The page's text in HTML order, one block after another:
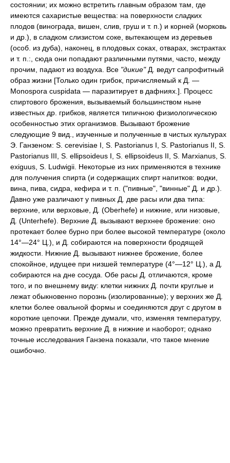
состоянии; их можно встретить главным образом там, где
имеются сахаристые вещества: на поверхности сладких
плодов (винограда, вишен, слив, груш и т. п.) и корней (морковь
и др.), в сладком слизистом соке, вытекающем из деревьев
(особ. из дуба), наконец, в плодовых соках, отварах, экстрактах
и т. п.:, сюда они попадают различными путями, часто, между
прочим, падают из воздуха. Все "дикие"Д. ведут сапрофитный
образ жизни [Только один грибок, причисляемый к Д. —
Monospora cuspidata — паразитирует в дафниях.]. Процесс
спиртового брожения, вызываемый большинством ныне
известных др. грибков, является типичною физиологическою
особенностью этих организмов. Вызывают брожение
следующие 9 вид., изученные и полученные в чистых культурах
Э. Ганзеном: S. cerevisiae I, S. Pastorianus I, S. Pastorianus II, S.
Pastorianus III, S. ellipsoideus I, S. ellipsoideus II, S. Marxianus, S.
exiguus, S. Ludwigii. Некоторые из них применяются в технике
для получения спирта (и содержащих спирт напитков: водки,
вина, пива, сидра, кефира и т. п. ("пивные", "винные" Д. и др.).
Давно уже различают у пивных Д. две расы или два типа:
верхние, или верховые, Д. (Oberhefe) и нижние, или низовые,
Д. (Unterhefe). Верхние Д. вызывают верхнее брожение: оно
протекает более бурно при более высокой температуре (около
14°—24° Ц.), и Д. собираются на поверхности бродящей
жидкости. Нижние Д. вызывают нижнее брожение, более
спокойное, идущее при низшей температуре (4°—12° Ц.), а Д.
собираются на дне сосуда. Обе расы Д. отличаются, кроме
того, и по внешнему виду: клетки нижних Д. почти круглые и
лежат обыкновенно порознь (изолированные); у верхних же Д.
клетки более овальной формы и соединяются друг с другом в
короткие цепочки. Прежде думали, что, изменяя температуру,
можно превратить верхние Д. в нижние и наоборот; однако
точные исследования Ганзена показали, что такое мнение
ошибочно.